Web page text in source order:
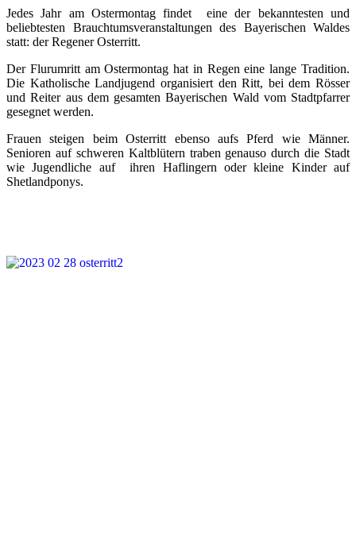
Jedes Jahr am Ostermontag findet
eine der bekanntesten und
beliebtesten Brauchtumsveranstaltungen des Bayerischen Waldes
statt: der Regener Osterritt.
Der Flurumritt am Ostermontag hat in Regen eine lange Tradition.
Die Katholische Landjugend organisiert den Ritt, bei dem Rösser
und Reiter aus dem gesamten Bayerischen Wald vom Stadtpfarrer
gesegnet werden.
Frauen steigen beim Osterritt ebenso aufs Pferd wie Männer.
Senioren auf schweren Kaltblütern traben genauso durch die Stadt
wie Jugendliche auf ihren Haflingern oder kleine Kinder auf
Shetlandponys.